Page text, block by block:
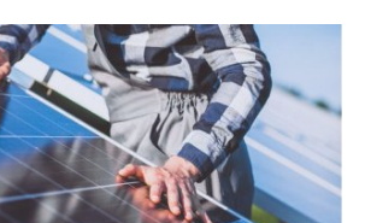
10.418 de dosare aprobate de Comitetul